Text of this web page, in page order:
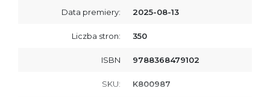
Data premiery: 2025-08-13
Liczba stron: 350
ISBN 9788368479102
SKU: K800987